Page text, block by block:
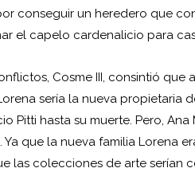
conseguir un heredero que
el capelo cardenalicio para
Cosme III, consintió que
sería la nueva propietaria
Pitti hasta su muerte. Pero,
que la nueva familia Lorena
las colecciones de arte serían